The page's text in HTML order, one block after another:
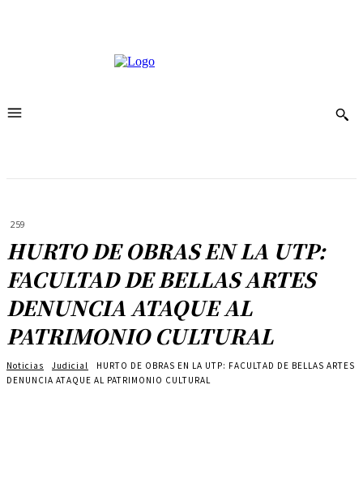
259
HURTO DE OBRAS EN LA UTP:
FACULTAD DE BELLAS ARTES
DENUNCIA ATAQUE AL
PATRIMONIO CULTURAL
Noticias Judicial
HURTO DE OBRAS EN LA UTP: FACULTAD DE BELLAS ARTES
DENUNCIA ATAQUE AL PATRIMONIO CULTURAL